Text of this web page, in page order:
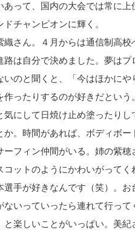
あって、国内の大会では常に
チャンピオンに輝く。
さん。４月からは通信制高校
路は自分で決めました。夢は
のと聞くと、「今はほかに
作ったりするのが好きだとい
にして日焼け止め塗ったり
。時間があれば、ボディボー
フィン仲間がいる。姉の紫穂
コットのようにかわいがって
手が好きなんです（笑）。
ないっていったら連れて行っ
と楽しいことがいっぱい。美